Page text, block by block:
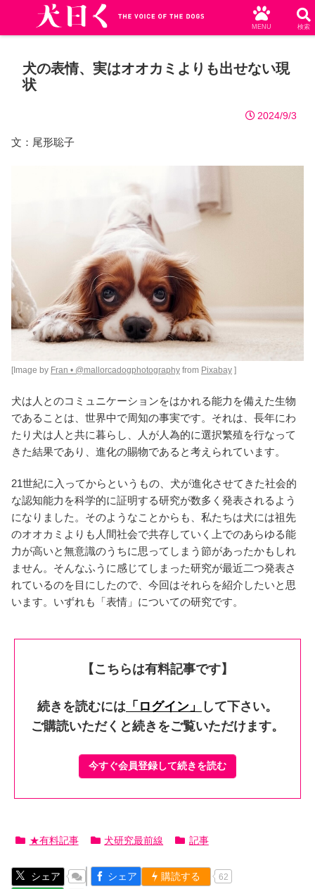
犬の表情、実はオオカミよりも出せない現
状
2024/9/3
文：尾形聡子
[Image by Fran • @mallorcadogphotography from Pixabay ]
犬は人とのコミュニケーションをはかれる能力を備えた生物
であることは、世界中で周知の事実です。それは、長年にわ
たり犬は人と共に暮らし、人が人為的に選択繁殖を行なって
きた結果であり、進化の賜物であると考えられています。
21世紀に入ってからというもの、犬が進化させてきた社会的
な認知能力を科学的に証明する研究が数多く発表されるよう
になりました。そのようなことからも、私たちは犬には祖先
のオオカミよりも人間社会で共存していく上でのあらゆる能
力が高いと無意識のうちに思ってしまう節があったかもしれ
ません。そんなふうに感じてしまった研究が最近二つ発表さ
れているのを目にしたので、今回はそれらを紹介したいと思
います。いずれも「表情」についての研究です。
【こちらは有料記事です】
続きを読むには 「ログイン」
して下さい。
ご購読いただくと続きをご覧いただけます。
今すぐ会員登録して続きを読む
★有料記事 犬研究最前線 記事
シェア シェア 購読する 62
MENU 検索